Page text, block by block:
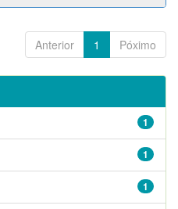
Anterior 1 Póximo
1
1
1